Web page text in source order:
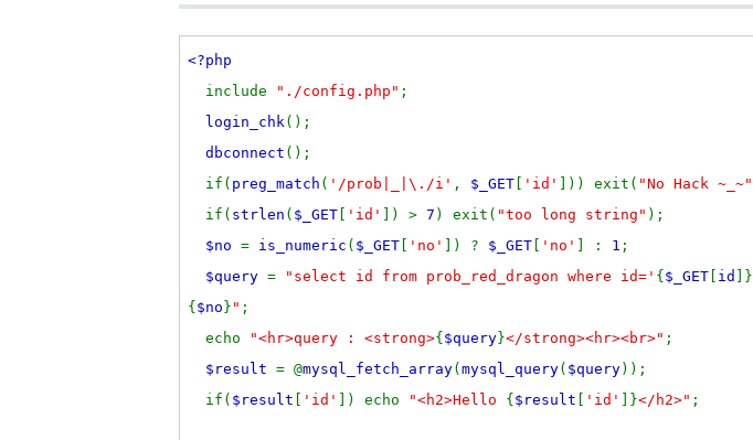
<?php
include
"./config.php" ;
login_chk();
dbconnect ();
if( preg_match ( '/prob|_|\./i' , $_GET 'id' ])) exit( "No Hack ~_~"
if( strlen ( $_GET 'id' ]) > 7 ) exit( "too long string" );
$no = is_numeric ( $_GET 'no' ]) ? $_GET 'no' ] : 1 ;
$query = "select id from prob_red_dragon where id=' { $_GET id ]}
{ $no } " ;
echo
"<hr>query : <strong>{ $query}</strong><hr><br>" ;
$result = @mysql_fetch_array( mysql_query( $query));
if( $result 'id' ]) echo "<h2>Hello { $result 'id' ]}</h2>" ;